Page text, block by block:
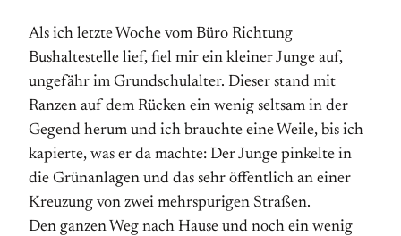
Als ich letzte Woche vom Büro Richtung
Bushaltestelle lief, fiel mir ein kleiner Junge auf,
ungefähr im Grundschulalter. Dieser stand mit
Ranzen auf dem Rücken ein wenig seltsam in der
Gegend herum und ich brauchte eine Weile, bis ich
kapierte, was er da machte: Der Junge pinkelte in
die Grünanlagen und das sehr öffentlich an einer
Kreuzung von zwei mehrspurigen Straßen.
Den ganzen Weg nach Hause und noch ein wenig